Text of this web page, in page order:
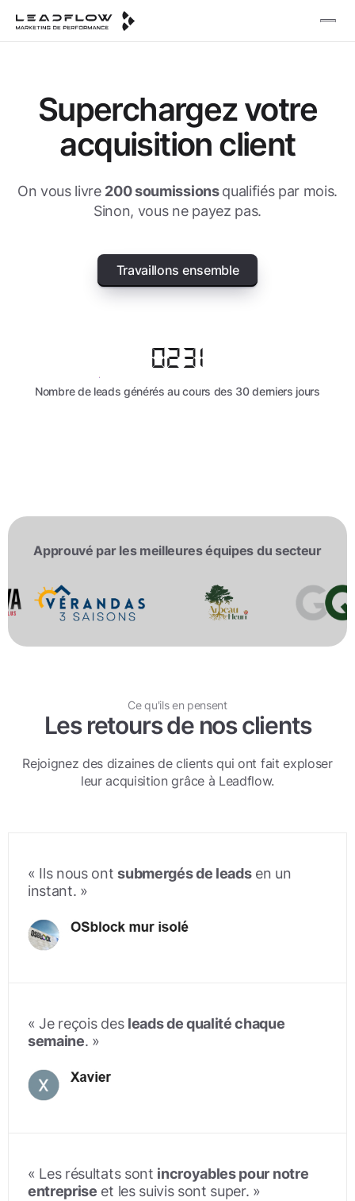
Superchargez votre
acquisition client
On vous livre 200 soumissionsqualifiés par mois.
Sinon, vous ne payez pas.
Travaillons ensemble
0277
Nombre de leads générés au cours des 30 derniers jours
Approuvé par les meilleures équipes du secteur
Ce qu'ils en pensent
Les retours de nos clients
Rejoignez des dizaines de clients qui ont fait exploser
leur acquisition grâce à Leadflow.
« Ils nous ontsubmergés de leadsen un
instant. »
« Je reçois des leads de qualité chaque
semaine. »
« Les résultats sont incroyables pour notre
entreprise et les suivis sont super. »